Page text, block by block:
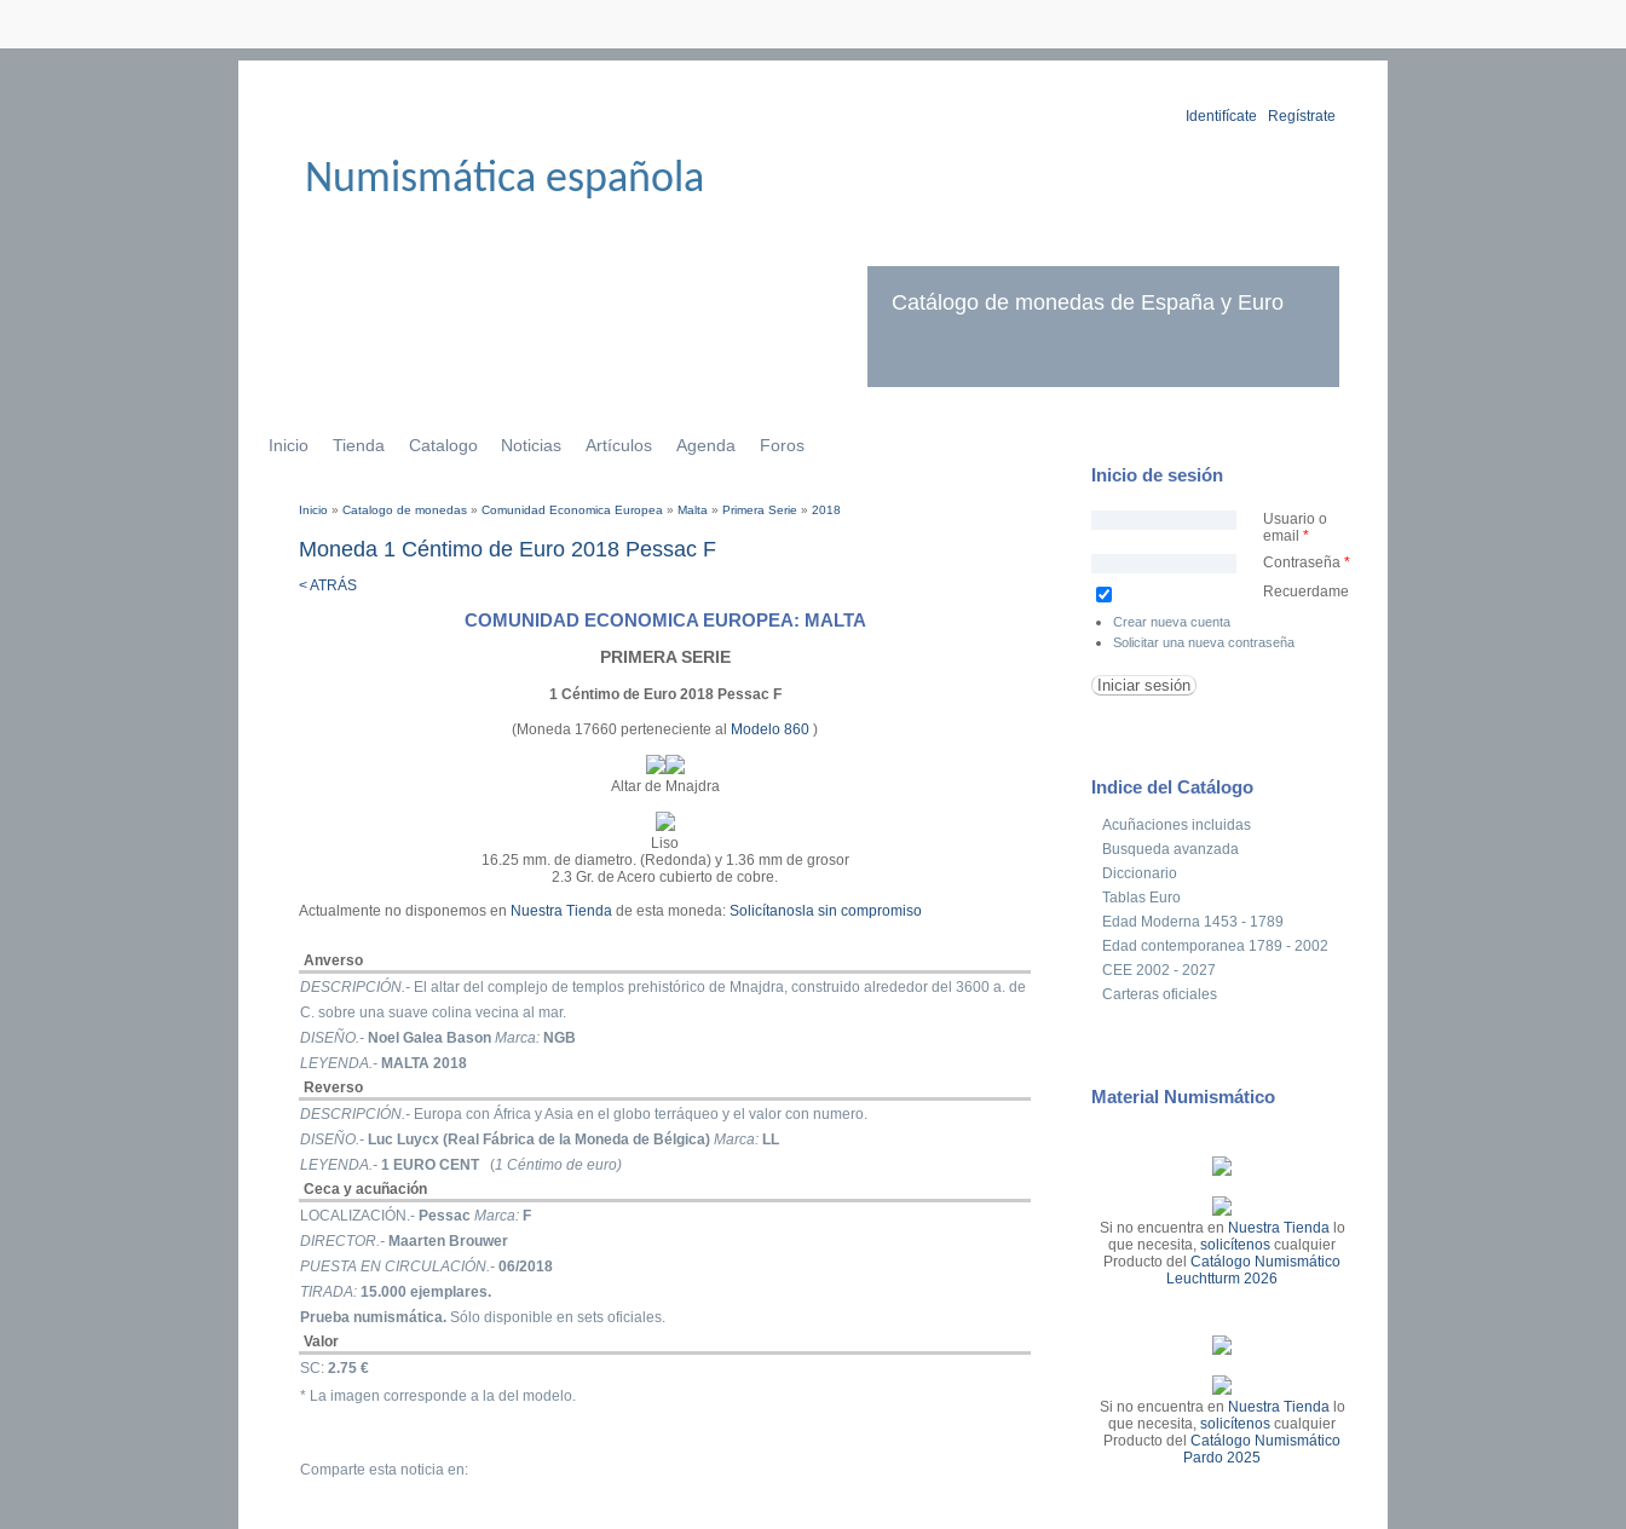
Numismática española
Identifícate Regístrate
Catálogo de monedas de España y Euro
Inicio Tienda Catalogo Noticias Artículos Agenda Foros
Inicio » Catalogo de monedas » Comunidad Economica Europea » Malta » Primera Serie » 2018
Moneda 1 Céntimo de Euro 2018 Pessac F
< ATRÁS
COMUNIDAD ECONOMICA EUROPEA: MALTA
PRIMERA SERIE
1 Céntimo de Euro 2018 Pessac F
(Moneda 17660 perteneciente al Modelo 860 )
Altar de Mnajdra
Liso
16.25 mm. de diametro. (Redonda) y 1.36 mm de grosor
2.3 Gr. de Acero cubierto de cobre.
Actualmente no disponemos en Nuestra Tienda de esta moneda: Solicítanosla sin compromiso
Anverso
DESCRIPCIÓN.- El altar del complejo de templos prehistórico de Mnajdra, construido alrededor del 3600 a. de
C. sobre una suave colina vecina al mar.
DISEÑO.- Noel Galea Bason Marca: NGB
LEYENDA.- MALTA 2018
Reverso
DESCRIPCIÓN.- Europa con África y Asia en el globo terráqueo y el valor con numero.
DISEÑO.- Luc Luycx (Real Fábrica de la Moneda de Bélgica) Marca: LL
LEYENDA.- 1 EURO CENT(1 Céntimo de euro)
Ceca y acuñación
LOCALIZACIÓN.- Pessac Marca: F
DIRECTOR.- Maarten Brouwer
PUESTA EN CIRCULACIÓN.- 06/2018
TIRADA: 15.000 ejemplares.
Prueba numismática. Sólo disponible en sets oficiales.
Valor
SC: 2.75 €
* La imagen corresponde a la del modelo.
Comparte esta noticia en:
Inicio de sesión
Usuario o
email *
Contraseña *
Recuerdame
Crear nueva cuenta
Solicitar una nueva contraseña
Indice del Catálogo
Acuñaciones incluidas
Busqueda avanzada
Diccionario
Tablas Euro
Edad Moderna 1453 - 1789
Edad contemporanea 1789 - 2002
CEE 2002 - 2027
Carteras oficiales
Material Numismático
Si no encuentra en Nuestra Tienda lo
que necesita,solicítenos cualquier
Producto delCatálogo Numismático
Leuchtturm 2026
Si no encuentra en Nuestra Tienda lo
que necesita,solicítenos cualquier
Producto delCatálogo Numismático
Pardo 2025